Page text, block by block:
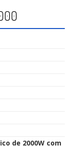
de 2000W com